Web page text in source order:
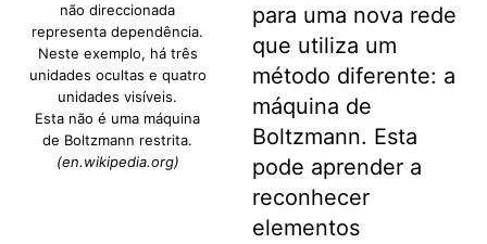
não direccionada
representa dependência.
Neste exemplo, há três
unidades ocultas e quatro
unidades visíveis.
Esta não é uma máquina
de Boltzmann restrita.
(en.wikipedia.org)
para uma nova rede
que utiliza um
método diferente: a
máquina de
Boltzmann. Esta
pode aprender a
reconhecer
elementos